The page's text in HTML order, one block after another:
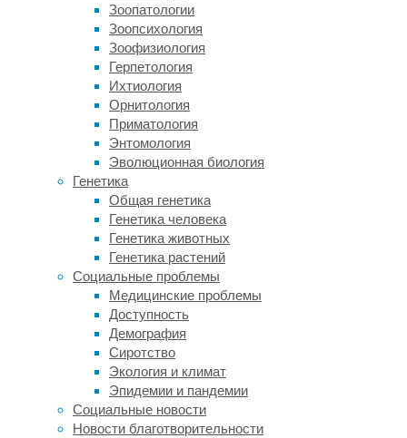
Зоопатологии
Зоопсихология
Зоофизиология
Герпетология
Ихтиология
Орнитология
Приматология
Энтомология
Эволюционная биология
Генетика
Общая генетика
Генетика человека
Генетика животных
Генетика растений
Социальные проблемы
Медицинские проблемы
Доступность
Демография
Сиротство
Экология и климат
Эпидемии и пандемии
Социальные новости
Новости благотворительности
сетей
усугубляет
течение
депрессии,
чтение
новостных
лент
преобладанием
негатива
способно
подорвать
веру
в
людей
смысл
жизни.
Также
ученые
рекомендовали